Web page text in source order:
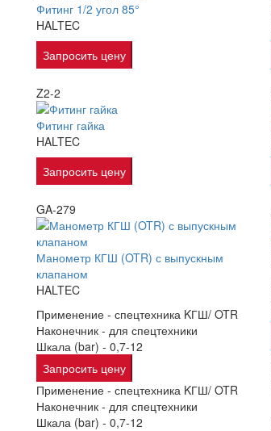
Фитинг 1/2 угол 85°
HALTEC
Запросить цену
Z2-2
Фитинг гайка
HALTEC
Запросить цену
GA-279
Манометр КГШ (OTR) с выпускным
клапаном
HALTEC
Применение - спецтехника KГШ/ OTR
Наконечник - для спецтехники
Шкала (bar) - 0,7-12
Запросить цену
Применение - спецтехника KГШ/ OTR
Наконечник - для спецтехники
Шкала (bar) - 0,7-12